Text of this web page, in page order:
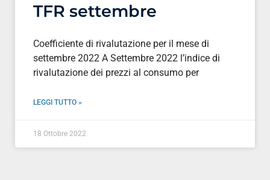
TFR settembre
Coefficiente di rivalutazione per il mese di
settembre 2022 A Settembre 2022 l’indice di
rivalutazione dei prezzi al consumo per
LEGGI TUTTO »
18 Ottobre 2022